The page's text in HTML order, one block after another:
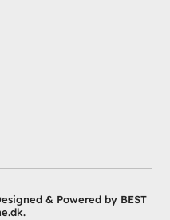
& Powered by BEST